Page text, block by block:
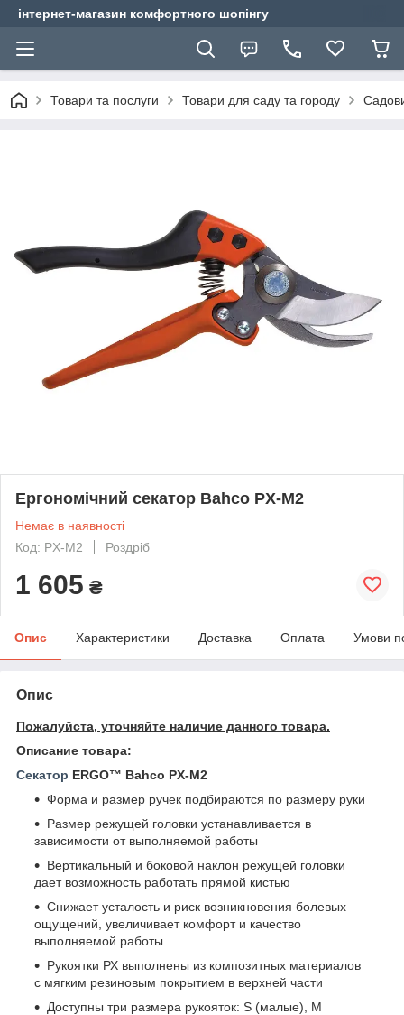
інтернет-магазин комфортного шопінгу
Товари та послуги Товари для саду та городу
Ергономічний секатор Bahco PX-M2
Немає в наявності
Код: PX-M2
Роздріб
1 605 ₴
Опис Характеристики Доставка Оплата Умови
Опис
Пожалуйста, уточняйте наличие данного товара.
Описание товара:
Секатор ERGO™ Bahco PX-M2
Форма и размер ручек подбираются по размеру руки
Размер режущей головки устанавливается в
зависимости от выполняемой работы
Вертикальный и боковой наклон режущей головки
дает возможность работать прямой кистью
Снижает усталость и риск возникновения болевых
ощущений, увеличивает комфорт и качество
выполняемой работы
Рукоятки РХ выполнены из композитных материалов
с мягким резиновым покрытием в верхней части
Доступны три размера рукояток: S (малые), M